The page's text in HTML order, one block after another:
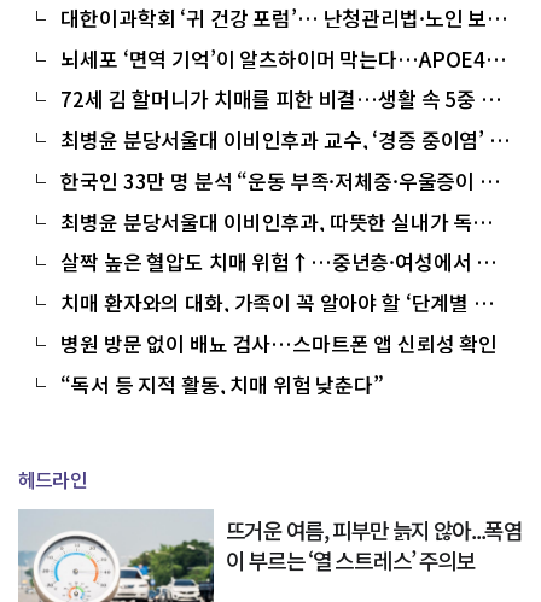
대한이과학회 ‘귀 건강 포럼’… 난청관리법·노인 보청
기 급여 확대 촉구
뇌세포 ‘면역 기억’이 알츠하이머 막는다…APOE4 보
유자는 효과 저하
72세 김 할머니가 치매를 피한 비결…생활 속 5중 체
크리스트
최병윤 분당서울대 이비인후과 교수, ‘경증 중이염’ 방
치의 대가
한국인 33만 명 분석 “운동 부족·저체중·우울증이 치
매 부른다”
최병윤 분당서울대 이비인후과, 따뜻한 실내가 독이
될 수 있다
살짝 높은 혈압도 치매 위험↑…중년층·여성에서 특
히 위험
치매 환자와의 대화, 가족이 꼭 알아야 할 ‘단계별 대
응법’
병원 방문 없이 배뇨 검사…스마트폰 앱 신뢰성 확인
“독서 등 지적 활동, 치매 위험 낮춘다”
헤드라인
뜨거운 여름, 피부만 늙지 않아...폭염
이 부르는 ‘열 스트레스’ 주의보